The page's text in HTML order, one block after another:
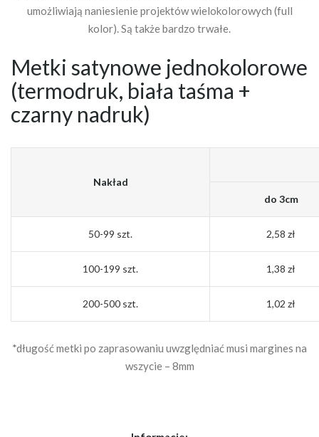
umożliwiają naniesienie projektów wielokolorowych (full
kolor). Są także bardzo trwałe.
Metki satynowe jednokolorowe
(termodruk, biała taśma +
czarny nadruk)
Nakład
do 3cm
50-99 szt. 2,58 zł
100-199 szt. 1,38 zł
200-500 szt. 1,02 zł
*długość metki po zaprasowaniu uwzględniać musi margines na
wszycie – 8mm